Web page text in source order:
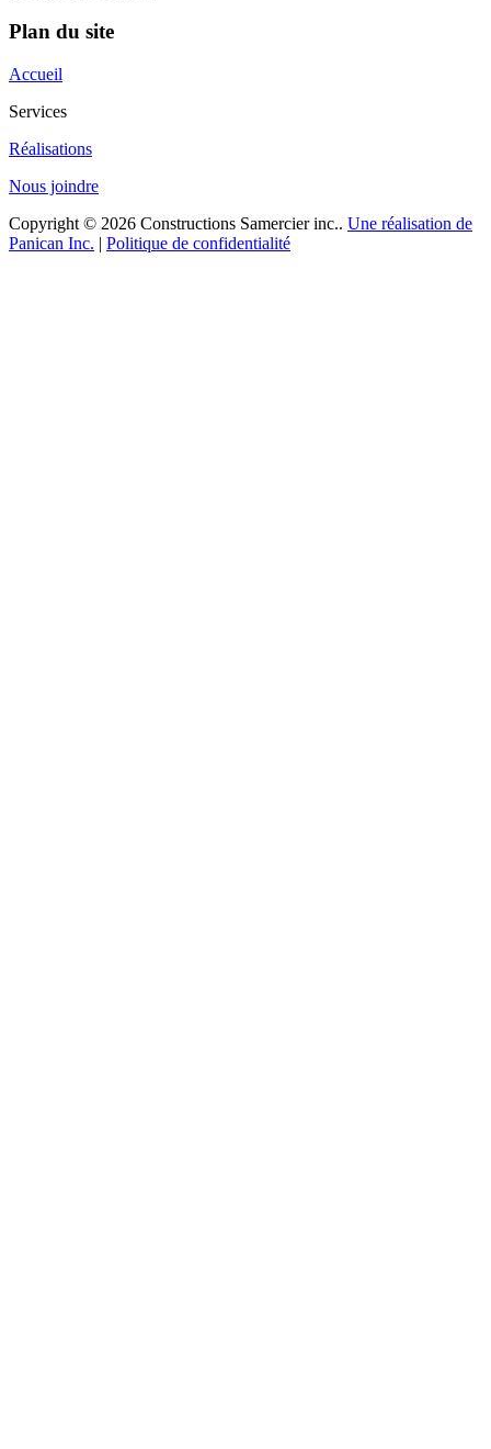
Plan du site
Accueil
Services
Réalisations
Nous joindre
Copyright © 2026 Constructions Samercier inc.. Une réalisation de
Panican Inc. | Politique de confidentialité